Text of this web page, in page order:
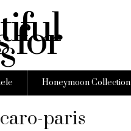
Honeymoon Collection
paris